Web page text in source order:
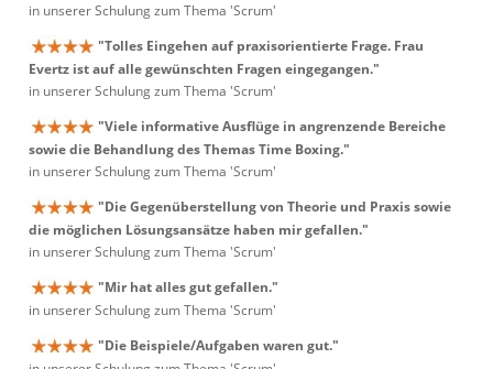
in unserer Schulung zum Thema 'Scrum'
"Tolles Eingehen auf praxisorientierte Frage. Frau
Evertz ist auf alle gewünschten Fragen eingegangen."
in unserer Schulung zum Thema 'Scrum'
"Viele informative Ausflüge in angrenzende Bereiche
sowie die Behandlung des Themas Time Boxing."
in unserer Schulung zum Thema 'Scrum'
"Die Gegenüberstellung von Theorie und Praxis sowie
die möglichen Lösungsansätze haben mir gefallen."
in unserer Schulung zum Thema 'Scrum'
"Mir hat alles gut gefallen."
in unserer Schulung zum Thema 'Scrum'
"Die Beispiele/Aufgaben waren gut."